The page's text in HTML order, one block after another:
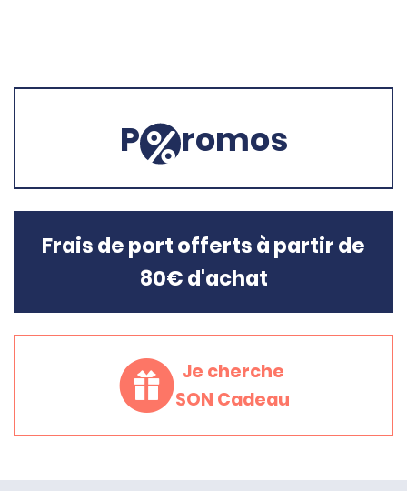
P romos
Frais de port offerts à partir de
80€ d'achat
Je cherche
SON Cadeau